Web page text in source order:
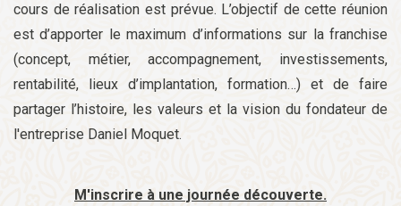
cours de réalisation est prévue. L’objectif de cette réunion
est d’apporter le maximum d’informations sur la franchise
(concept, métier, accompagnement, investissements,
rentabilité, lieux d’implantation, formation…) et de faire
partager l’histoire, les valeurs et la vision du fondateur de
l'entreprise Daniel Moquet.
M'inscrire à une journée découverte.